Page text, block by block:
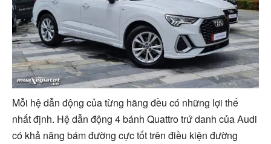
Mỗi hệ dẫn động của từng hãng đều có những lợi thế
nhất định. Hệ dẫn động 4 bánh Quattro trứ danh của Audi
có khả năng bám đường cực tốt trên điều kiện đường